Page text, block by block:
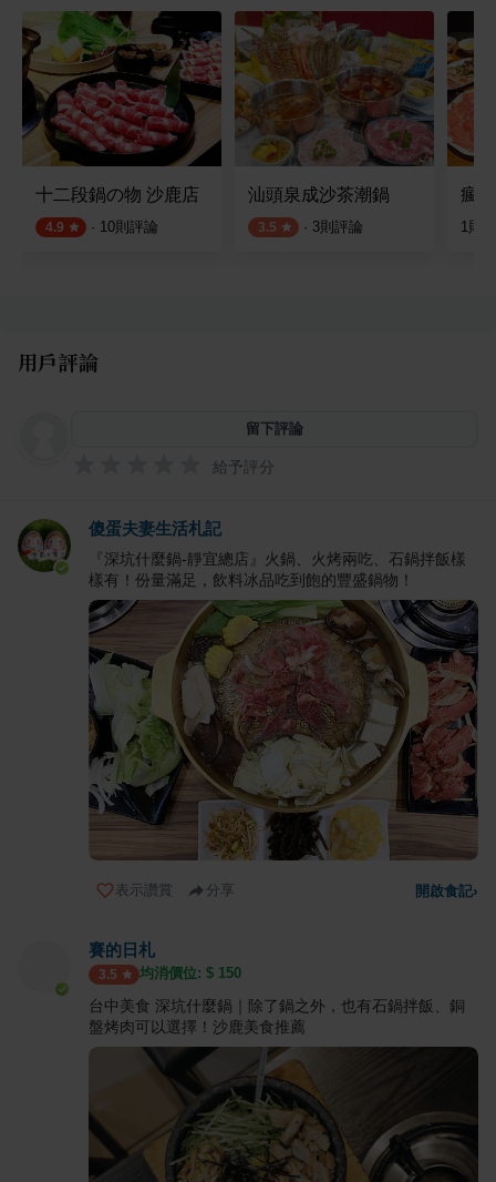
十二段鍋の物 沙鹿店
4.9 · 10則評論
汕頭泉成沙茶潮鍋
3.5 · 3則評論
瘋
1則
用戶評論
留下評論
給予評分
傻蛋夫妻生活札記
『深坑什麼鍋-靜宜總店』火鍋、火烤兩吃、石鍋拌飯樣
樣有！份量滿足，飲料冰品吃到飽的豐盛鍋物！
表示讚賞 分享 開啟食記›
賽的日札
3.5 均消價位: $ 150
台中美食 深坑什麼鍋｜除了鍋之外，也有石鍋拌飯、銅
盤烤肉可以選擇！沙鹿美食推薦